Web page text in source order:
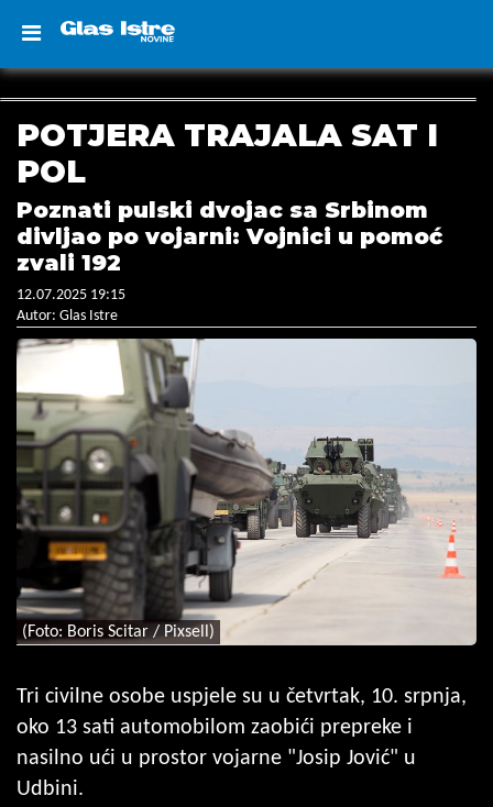
POTJERA TRAJALA SAT I
POL
Poznati pulski dvojac sa Srbinom
divljao po vojarni: Vojnici u pomoć
zvali 192
12.07.2025 19:15
Autor: Glas Istre
(Foto: Boris Scitar / Pixsell)
Tri civilne osobe uspjele su u četvrtak, 10. srpnja,
oko 13 sati automobilom zaobići prepreke i
nasilno ući u prostor vojarne "Josip Jović" u
Udbini.